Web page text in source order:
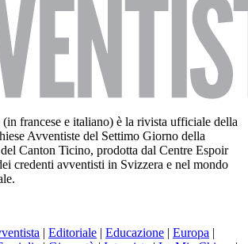
francese e italiano) è la rivista ufficiale della
Avventiste del Settimo Giorno della
Canton Ticino, prodotta dal Centre Espoir
credenti avventisti in Svizzera e nel mondo
| Editoriale | Educazione | Europa |